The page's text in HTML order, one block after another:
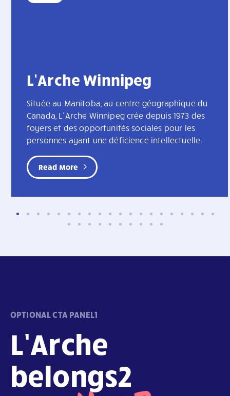
L’Arche Winnipeg
Située au Manitoba, au centre géographique du
Canada, L’Arche Winnipeg crée depuis 1973 des
foyers et des opportunités sociales pour les
personnes ayant une déficience intellectuelle.
Read More
OPTIONAL CTA PANEL1
L’Arche
belongs2